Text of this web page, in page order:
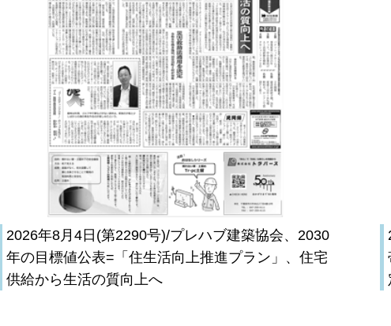
2026年8月4日(第2290号)/プレハブ建築協会、2030
年の目標値公表=「住生活向上推進プラン」、住宅
供給から生活の質向上へ